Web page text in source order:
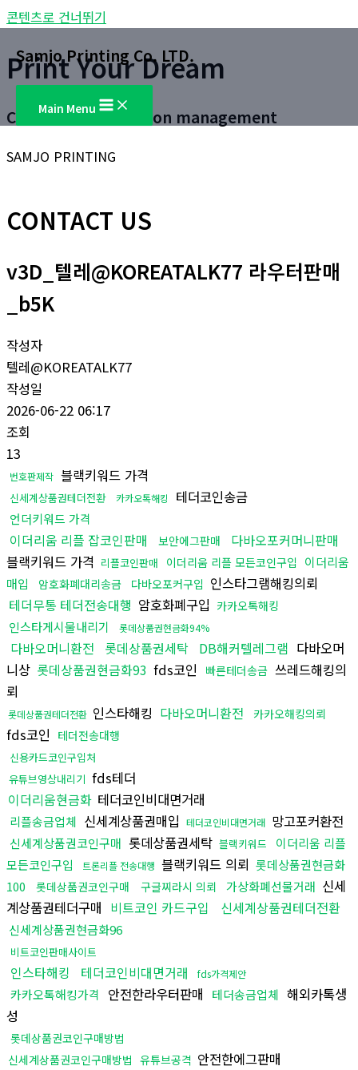
콘텐츠로 건너뛰기
Samjo Printing Co. LTD.
Main Menu
Print Your Dream
Customer satisfaction management
SAMJO PRINTING
CONTACT US
v3D_텔레@KOREATALK77 라우터판매
_b5K
작성자
텔레@KOREATALK77
작성일
2026-06-22 06:17
조회
13
번호판제작 블랙키워드 가격
신세계상품권테더전환 카카오톡해킹 테더코인송금
언더키워드 가격
이더리움 리플 잡코인판매 보안에그판매
다바오포커머니판매
블랙키워드 가격 리플코인판매 이더리움 리플 모든코인구입 이더리움
매입
암호화폐대리송금 다바오포커구입 인스타그램해킹의뢰
테더무통 테더전송대행 암호화폐구입 카카오톡해킹
인스타게시물내리기 롯데상품권현금화94%
다바오머니환전 롯데상품권세탁 DB해커텔레그램 다바오머
니상 롯데상품권현금화93 fds코인 빠른테더송금 쓰레드해킹의
뢰
롯데상품권테더전환 인스타해킹 다바오머니환전 카카오해킹의뢰
fds코인 테더전송대행
신용카드코인구입처
유튜브영상내리기 fds테더
이더리움현금화 테더코인비대면거래
리플송금업체 신세계상품권매입 테더코인비대면거래 망고포커환전
신세계상품권코인구매 롯데상품권세탁 블랙키워드
이더리움 리플
모든코인구입
트론리플 전송대행 블랙키워드 의뢰 롯데상품권현금화
100
롯데상품권코인구매 구글찌라시 의뢰 가상화폐선물거래 신세
계상품권테더구매 비트코인 카드구입 신세계상품권테더전환
신세계상품권현금화96
비트코인판매사이트
인스타해킹 테더코인비대면거래 fds가격제안
카카오톡해킹가격 안전한라우터판매 테더송금업체 해외카톡생
성
롯데상품권코인구매방법
신세계상품권코인구매방법 유튜브공격 안전한에그판매